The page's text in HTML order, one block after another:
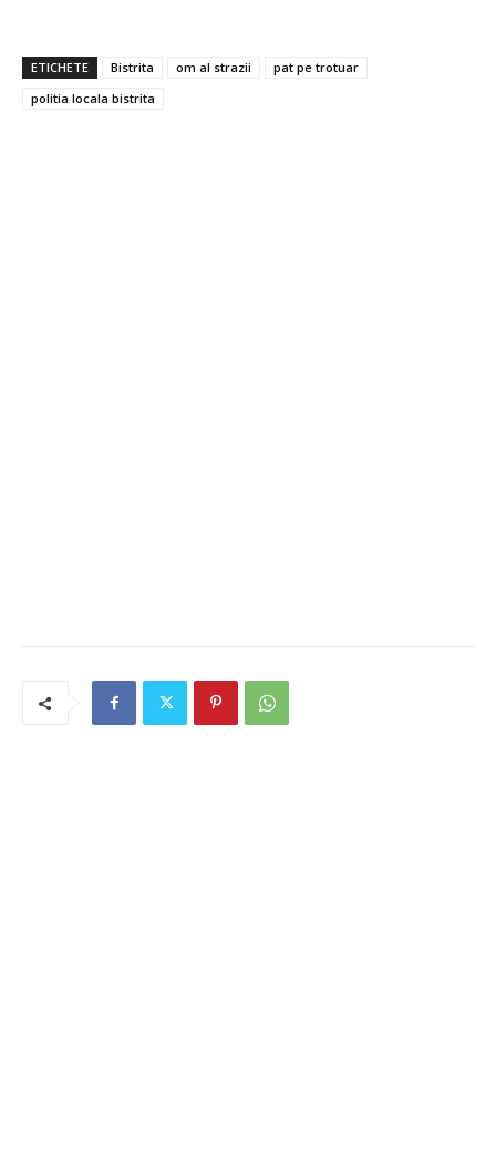
ETICHETE Bistrita om al strazii
pat pe trotuar
politia locala bistrita